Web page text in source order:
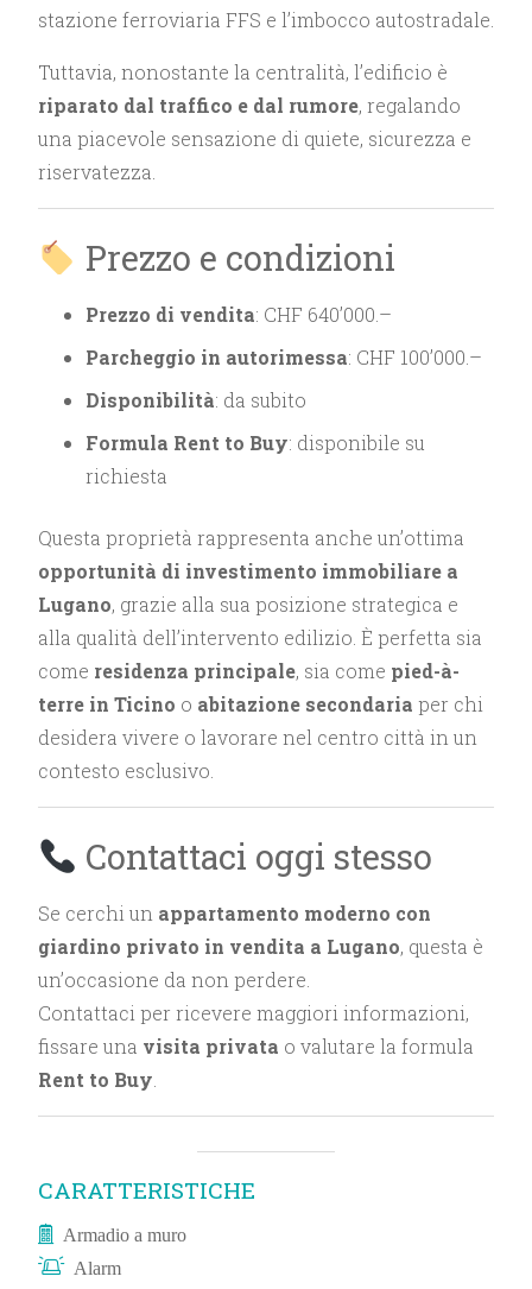
stazione ferroviaria FFS e l’imbocco autostradale.
Tuttavia, nonostante la centralità, l’edificio è
riparato dal traffico e dal rumore, regalando
una piacevole sensazione di quiete, sicurezza e
riservatezza.
Prezzo e condizioni
Prezzo di vendita: CHF 640’000.–
Parcheggio in autorimessa: CHF 100’000.–
Disponibilità: da subito
Formula Rent to Buy: disponibile su
richiesta
Questa proprietà rappresenta anche un’ottima
opportunità di investimento immobiliare a
Lugano, grazie alla sua posizione strategica e
alla qualità dell’intervento edilizio. È perfetta sia
come residenza principale, sia come pied-à-
terre in Ticino o abitazione secondaria per chi
desidera vivere o lavorare nel centro città in un
contesto esclusivo.
Contattaci oggi stesso
Se cerchi un appartamento moderno con
giardino privato in vendita a Lugano, questa è
un’occasione da non perdere.
Contattaci per ricevere maggiori informazioni,
fissare una visita privata o valutare la formula
Rent to Buy.
CARATTERISTICHE
Armadio a muro
Alarm